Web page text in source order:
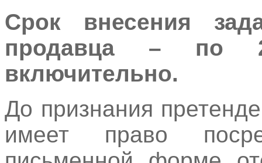
Срок внесения
продавца – по
включительно.
До признания
имеет право